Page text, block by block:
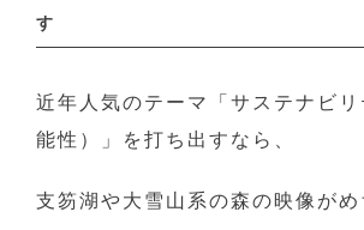
す
近年人気のテーマ「サステナビ
能性）」を打ち出すなら、
支笏湖や大雪山系の森の映像が